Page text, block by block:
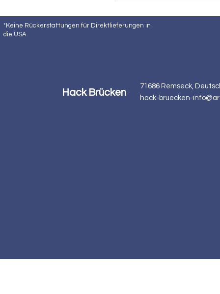
*Keine Rückerstattungen für Direktlieferungen in
die USA
Hack Brücken
71686 Remseck,
hack-bruecken-